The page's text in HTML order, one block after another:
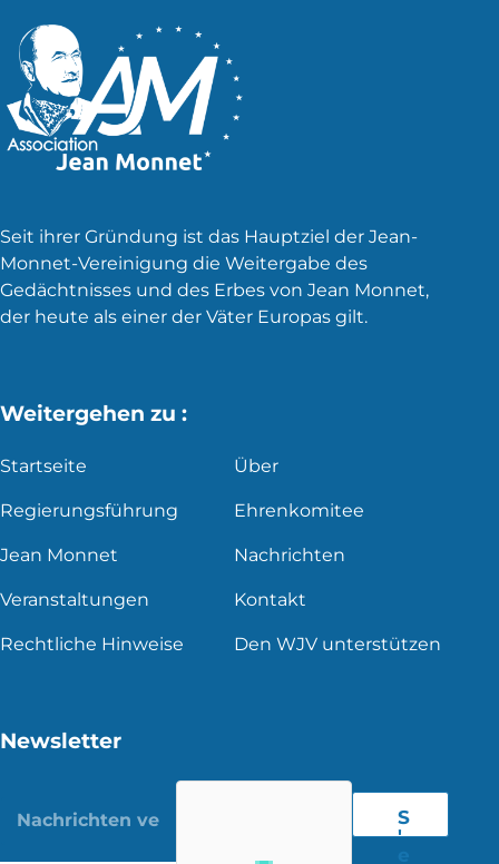
Seit ihrer Gründung ist das Hauptziel der Jean-
Monnet-Vereinigung die Weitergabe des
Gedächtnisses und des Erbes von Jean Monnet,
der heute als einer der Väter Europas gilt.
Weitergehen zu :
Startseite Über
Regierungsführung Ehrenkomitee
Jean Monnet Nachrichten
Veranstaltungen Kontakt
Rechtliche Hinweise Den WJV unterstützen
Newsletter
S
'